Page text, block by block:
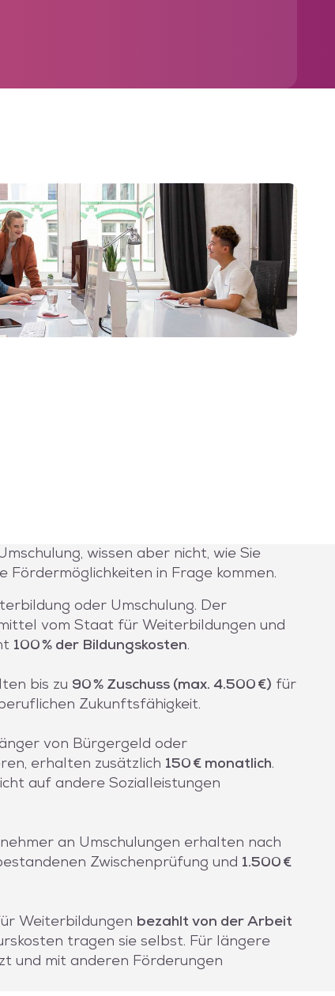
wissen aber nicht, wie Sie
Fördermöglichkeiten in Frage kommen.
oder Umschulung. Der
vom Staat für Weiterbildungen und
100 % der Bildungskosten.
bis zu 90 % Zuschuss (max. 4.500 €) für
Zukunftsfähigkeit.
von Bürgergeld oder
erhalten zusätzlich 150 € monatlich.
auf andere Sozialleistungen
an Umschulungen erhalten nach
Zwischenprüfung und 1.500 €
Weiterbildungen bezahlt von der Arbeit
tragen sie selbst. Für längere
und mit anderen Förderungen